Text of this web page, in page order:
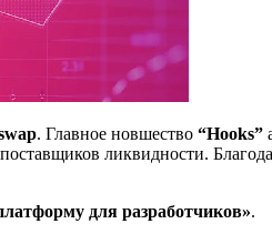
. Главное новшество “Hooks”
ликвидности.
для разработчиков».